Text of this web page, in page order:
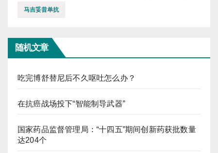
马吉妥昔单抗
随机文章
吃完博舒替尼后不久呕吐怎么办？
在抗癌战场投下“智能制导武器”
国家药品监督管理局：“十四五”期间创新药获批数量
达204个